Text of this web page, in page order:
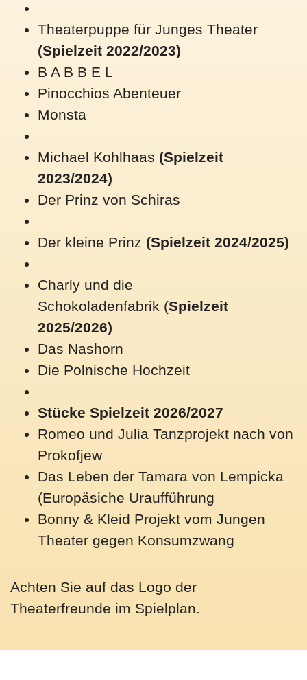
Theaterpuppe für Junges Theater
(Spielzeit 2022/2023)
B A B B E L
Pinocchios Abenteuer
Monsta
Michael Kohlhaas (Spielzeit
2023/2024)
Der Prinz von Schiras
Der kleine Prinz (Spielzeit 2024/2025)
Charly und die
Schokoladenfabrik (Spielzeit
2025/2026)
Das Nashorn
Die Polnische Hochzeit
Stücke Spielzeit 2026/2027
Romeo und Julia Tanzprojekt nach von
Prokofjew
Das Leben der Tamara von Lempicka
(Europäsiche Uraufführung
Bonny & Kleid Projekt vom Jungen
Theater gegen Konsumzwang
Achten Sie auf das Logo der
Theaterfreunde im Spielplan.